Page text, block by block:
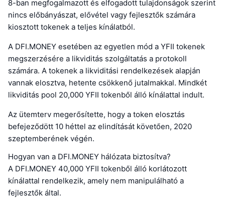
8-ban megfogalmazott és elfogadott tulajdonságok szerint
nincs előbányászat, elővétel vagy fejlesztők számára
kiosztott tokenek a teljes kínálatból.
A DFI.MONEY esetében az egyetlen mód a YFII tokenek
megszerzésére a likviditás szolgáltatás a protokoll
számára. A tokenek a likviditási rendelkezések alapján
vannak elosztva, hetente csökkenő jutalmakkal. Mindkét
likviditás pool 20,000 YFII tokenből álló kínálattal indult.
Az ütemterv megerősítette, hogy a token elosztás
befejeződött 10 héttel az elindítását követően, 2020
szeptemberének végén.
Hogyan van a DFI.MONEY hálózata biztosítva?
A DFI.MONEY 40,000 YFII tokenből álló korlátozott
kínálattal rendelkezik, amely nem manipulálható a
fejlesztők által.